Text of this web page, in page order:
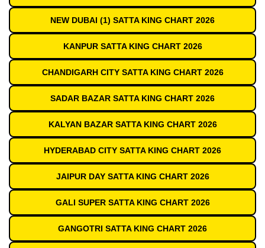
NEW DUBAI (1) SATTA KING CHART 2026
KANPUR SATTA KING CHART 2026
CHANDIGARH CITY SATTA KING CHART 2026
SADAR BAZAR SATTA KING CHART 2026
KALYAN BAZAR SATTA KING CHART 2026
HYDERABAD CITY SATTA KING CHART 2026
JAIPUR DAY SATTA KING CHART 2026
GALI SUPER SATTA KING CHART 2026
GANGOTRI SATTA KING CHART 2026